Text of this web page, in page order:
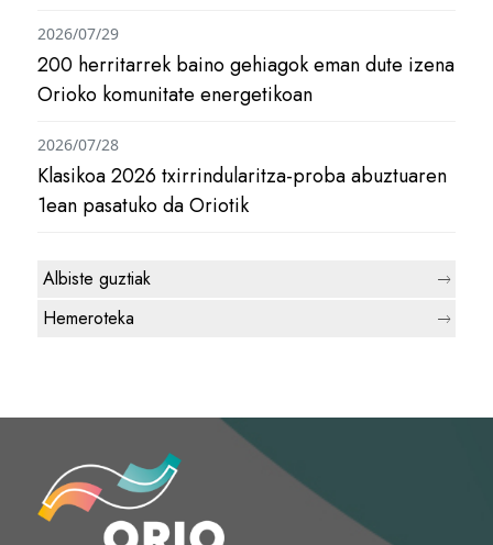
200 herritarrek baino gehiagok eman dute izena
Orioko komunitate energetikoan
2026/07/29
Klasikoa 2026 txirrindularitza-proba abuztuaren
1ean pasatuko da Oriotik
2026/07/28
Albiste guztiak
Hemeroteka